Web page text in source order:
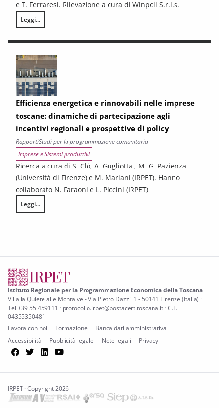
e T. Ferraresi. Rilevazione a cura di Winpoll S.r.l.s.
Leggi...
Analisi ex-ante degli effetti su crescita e welfare della spesa associata
Efficienza energetica e rinnovabili nelle imprese
toscane: dinamiche di partecipazione agli
incentivi regionali e prospettive di policy
RapportiStudi per la programmazione comunitaria
Imprese e Sistemi produttivi
Ricerca a cura di S. Clò, A. Gugliotta , M. G. Pazienza
(Università di Firenze) e M. Mariani (IRPET). Hanno
collaborato N. Faraoni e L. Piccini (IRPET)
Leggi...
Efficienza energetica e rinnovabili nelle imprese toscane: dinamiche
Istituto Regionale per la Programmazione Economica della Toscana
Villa la Quiete alle Montalve - Via Pietro Dazzi, 1 - 50141 Firenze (Italia) ·
Tel +39 55 459111 · protocollo.irpet@postacert.toscana.it · C.F.
04355350481
Lavora con noi
Formazione
Banca dati amministrativa
Accessibilità
Pubblicità legale Note legali Privacy
Facebook
TwitterLinkedIn
IRPET · Copyright 2026